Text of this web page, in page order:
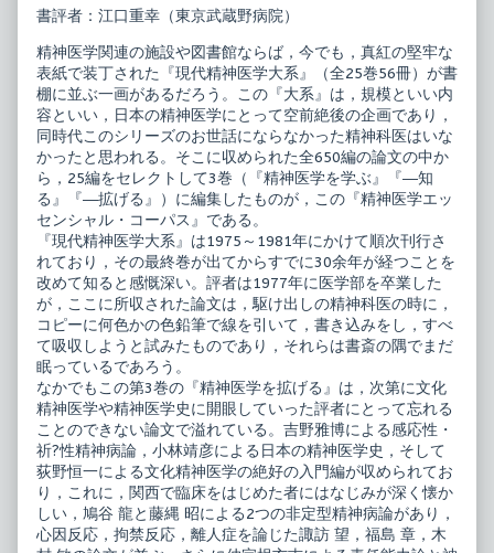
シ
ャ
ル・
コ
ー
パ
ス
3
精
神
を
拡
げ
る
published
on
医
学
エ
ッ
セ
ン
シ
ャ
ル・
コ
ス
3
精
神
医
学
を
拡
げ
る,
書評者：江口重幸（東京武蔵野病院）
精神医学関連の施設や図書館ならば，今でも，真紅の堅牢な
表紙で装丁された『現代精神医学大系』（全25巻56冊）が書
棚に並ぶ一画があるだろう。この『大系』は，規模といい内
容といい，日本の精神医学にとって空前絶後の企画であり，
同時代このシリーズのお世話にならなかった精神科医はいな
かったと思われる。そこに収められた全650編の論文の中か
ら，25編をセレクトして3巻（『精神医学を学ぶ』『―知
る』『―拡げる』）に編集したものが，この『精神医学エッ
センシャル・コーパス』である。
『現代精神医学大系』は1975～1981年にかけて順次刊行さ
れており，その最終巻が出てからすでに30余年が経つことを
改めて知ると感慨深い。評者は1977年に医学部を卒業した
が，ここに所収された論文は，駆け出しの精神科医の時に，
コピーに何色かの色鉛筆で線を引いて，書き込みをし，すべ
て吸収しようと試みたものであり，それらは書斎の隅でまだ
眠っているであろう。
なかでもこの第3巻の『精神医学を拡げる』は，次第に文化
精神医学や精神医学史に開眼していった評者にとって忘れる
ことのできない論文で溢れている。吉野雅博による感応性・
祈?性精神病論，小林靖彦による日本の精神医学史，そして
荻野恒一による文化精神医学の絶好の入門編が収められてお
り，これに，関西で臨床をはじめた者にはなじみが深く懐か
しい，鳩谷 龍と藤縄 昭による2つの非定型精神病論があり，
心因反応，拘禁反応，離人症を論じた諏訪 望，福島 章，木